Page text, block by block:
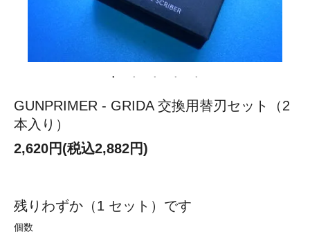
GUNPRIMER - GRIDA 交換用替刃セット（2
本入り）
2,620円(税込2,882円)
残りわずか（1 セット）です
個数